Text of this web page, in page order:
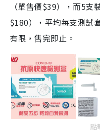
（單售價$39），而5
$180），平均每支測試
有限，售完即止。
點